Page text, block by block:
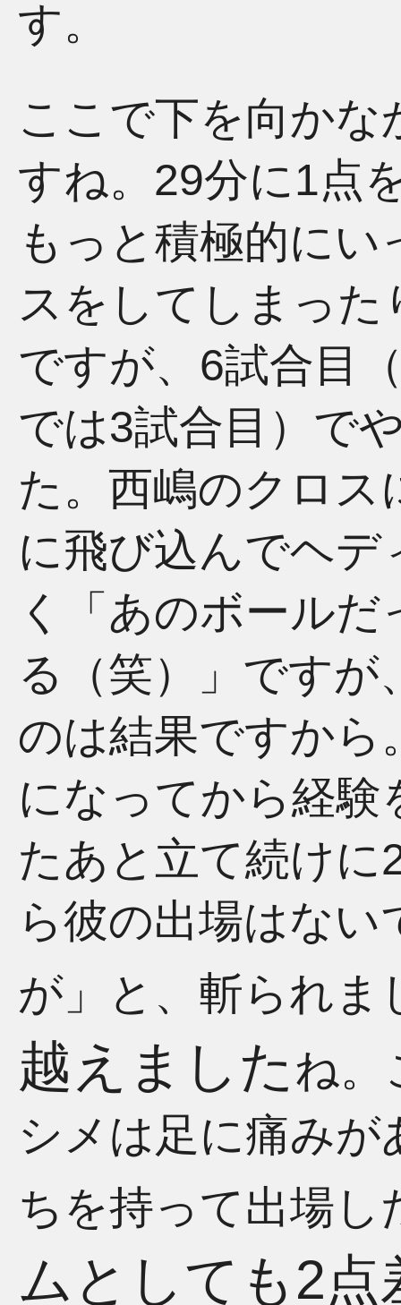
す。
ここで下を向か
すね。29分に1点
もっと積極的に
スをしてしまっ
ですが、6試合目
では3試合目）で
た。西嶋のクロス
に飛び込んでヘデ
く
「あのボール
る（笑）」 ですが
のは結果ですから
になってから経
たあと立て続けに
ら彼の出場はな
が」と、斬られま
越えましたね。
シメは足に痛み
ちを持って出場し
ムとしても2